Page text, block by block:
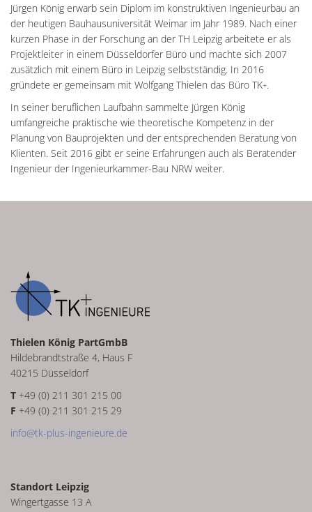
Jürgen König erwarb sein Diplom im konstruktiven Ingenieurbau an
der heutigen Bauhausuniversität Weimar im Jahr 1989. Nach einer
kurzen Phase in der Forschung an der TH Leipzig arbeitete er als
Projektleiter in einem Düsseldorfer Büro und machte sich 2007
zusätzlich mit einem Büro in Leipzig selbstständig. In 2016
gründete er gemeinsam mit Wolfgang Thielen das Büro TK+.
In seiner beruflichen Laufbahn sammelte Jürgen König
umfangreiche praktische wie theoretische Kompetenz in der
Planung von Bauprojekten und der entsprechenden Beratung von
Klienten. Seit 2016 gibt er seine Erfahrungen auch als Beratender
Ingenieur der Ingenieurkammer-Bau NRW weiter.
Thielen König PartGmbB
Hildebrandtstraße 4, Haus F
40215 Düsseldorf
T +49 (0) 211 301 215 00
F +49 (0) 211 301 215 29
info@tk-plus-ingenieure.de
Standort Leipzig
Wingertgasse 13 A